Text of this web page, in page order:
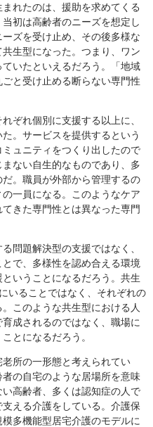
れたのは、援助を求めてくる
初は高齢者のニーズを想定し
ズを受け止め、その後多様な
生型になった。つまり、ワン
いたといえるだろう。「地域
と受け止める断らない専門性
ぞれ個別に支援する以上に、
。サービスを提供するという
ュニティをつくり出したので
ない自生的なものであり、多
。職員が外部から管理するの
一員になる。このようなケア
きた専門性とは異なった専門
問題解決型の支援ではなく、
で、多様性を認め合える環境
いうことになるだろう。共生
いることではなく、それぞれの
このような共生型における人
成されるのではなく、職場に
とになるだろう。
所の一形態と考えられてい
の自宅のような居場所を意味
高齢者、多くは認知症の人で
える介護をしている。介護保
多機能型居宅介護のモデルに